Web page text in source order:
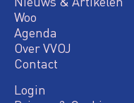
Woo
Agenda
Over VVOJ
Contact
Login